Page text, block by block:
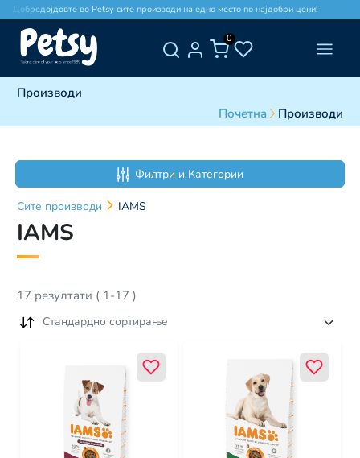
Добредојдовте во Petsy сите производи на едно место по најдобри цени!
0
Производи
Почетна
Производи
Филтри и Категории
Сите производи IAMS
IAMS
17 резултати ( 1-17 )
Стандардно сортирање